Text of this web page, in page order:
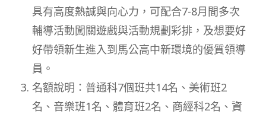
具有高度熱誠與向心力，可配合7-8月間多次
輔導活動闖關遊戲與活動規劃彩排，及想要好
好帶領新生進入到馬公高中新環境的優質領導
員。
名額說明：普通科7個班共14名、美術班2
名、音樂班1名、體育班2名、商經科2名、資